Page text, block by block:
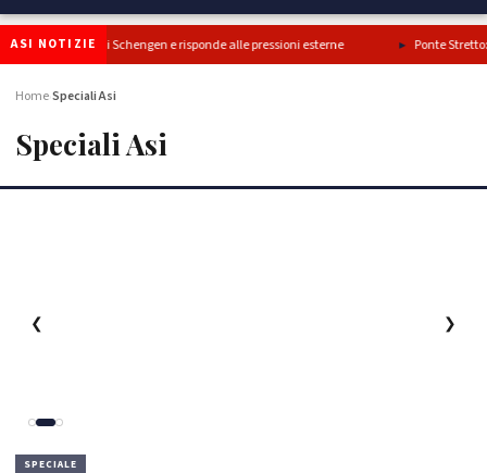
ASI NOTIZIE
il blocco di Schengen e risponde alle pressioni esterne Ponte Stretto:
HomeSpeciali Asi
Speciali Asi
❮ ❯
SPECIALE